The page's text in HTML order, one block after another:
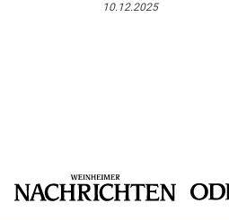
10.12.2025